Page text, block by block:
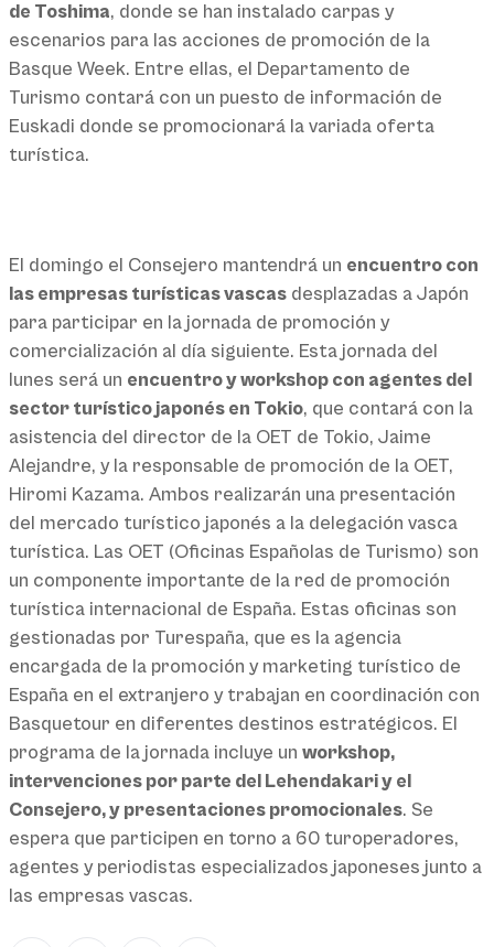
de Toshima, donde se han instalado carpas y
escenarios para las acciones de promoción de la
Basque Week. Entre ellas, el Departamento de
Turismo contará con un puesto de información de
Euskadi donde se promocionará la variada oferta
turística.
El domingo el Consejero mantendrá un encuentro con
las empresas turísticas vascas desplazadas a Japón
para participar en la jornada de promoción y
comercialización al día siguiente. Esta jornada del
lunes será un encuentro y workshop con agentes del
sector turístico japonés en Tokio, que contará con la
asistencia del director de la OET de Tokio, Jaime
Alejandre, y la responsable de promoción de la OET,
Hiromi Kazama. Ambos realizarán una presentación
del mercado turístico japonés a la delegación vasca
turística. Las OET (Oficinas Españolas de Turismo) son
un componente importante de la red de promoción
turística internacional de España. Estas oficinas son
gestionadas por Turespaña, que es la agencia
encargada de la promoción y marketing turístico de
España en el extranjero y trabajan en coordinación con
Basquetour en diferentes destinos estratégicos. El
programa de la jornada incluye un workshop,
intervenciones por parte del Lehendakari y el
Consejero, y presentaciones promocionales. Se
espera que participen en torno a 60 turoperadores,
agentes y periodistas especializados japoneses junto a
las empresas vascas.